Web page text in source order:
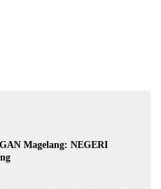
Magelang: NEGERI